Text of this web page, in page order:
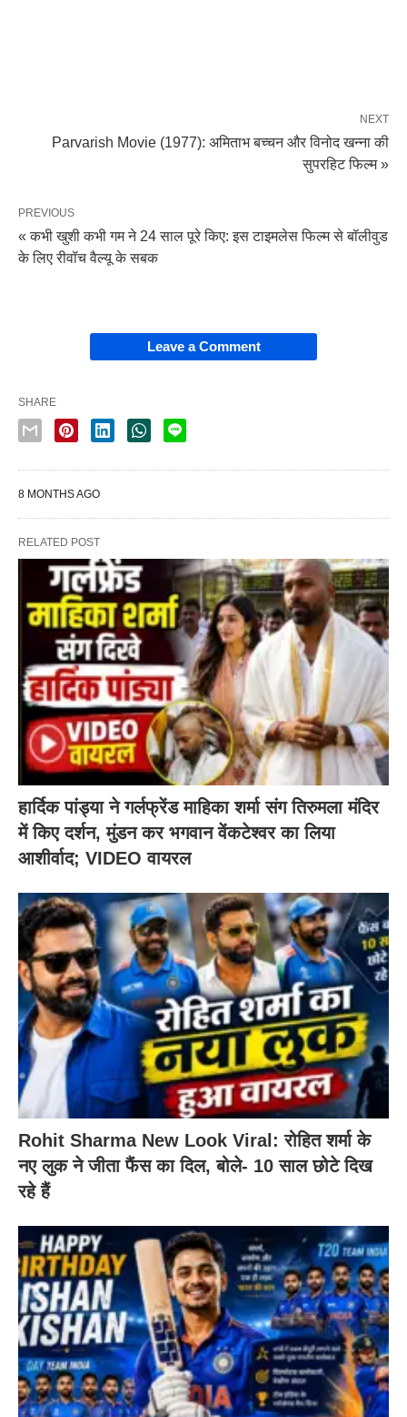
NEXT
Parvarish Movie (1977): अमिताभ बच्चन और विनोद खन्ना की
सुपरहिट फिल्म »
PREVIOUS
« कभी खुशी कभी गम ने 24 साल पूरे किए: इस टाइमलेस फिल्म से बॉलीवुड
के लिए रीवॉच वैल्यू के सबक
Leave a Comment
SHARE
8 MONTHS AGO
RELATED POST
हार्दिक पांड्या ने गर्लफ्रेंड माहिका शर्मा संग तिरुमला मंदिर
में किए दर्शन, मुंडन कर भगवान वेंकटेश्वर का लिया
आशीर्वाद; VIDEO वायरल
Rohit Sharma New Look Viral: रोहित शर्मा के
नए लुक ने जीता फैंस का दिल, बोले- 10 साल छोटे दिख
रहे हैं